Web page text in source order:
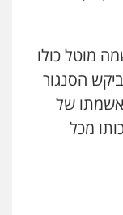
מוטל כולו
הסנגור
של
מכל